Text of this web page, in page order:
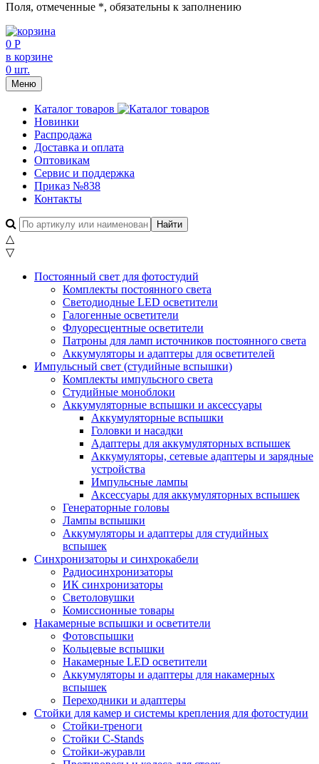
Поля, отмеченные *, обязательны к заполнению
0 Р
в корзине
0 шт.
Меню
Каталог товаров
Новинки
Распродажа
Доставка и оплата
Оптовикам
Сервис и поддержка
Приказ №838
Контакты
△
▽
Постоянный свет для фотостудий
Комплекты постоянного света
Светодиодные LED осветители
Галогенные осветители
Флуоресцентные осветители
Патроны для ламп источников постоянного света
Аккумуляторы и адаптеры для осветителей
Импульсный свет (студийные вспышки)
Комплекты импульсного света
Студийные моноблоки
Аккумуляторные вспышки и аксессуары
Аккумуляторные вспышки
Головки и насадки
Адаптеры для аккумуляторных вспышек
Аккумуляторы, сетевые адаптеры и зарядные
устройства
Импульсные лампы
Аксессуары для аккумуляторных вспышек
Генераторные головы
Лампы вспышки
Аккумуляторы и адаптеры для студийных
вспышек
Синхронизаторы и синхрокабели
Радиосинхронизаторы
ИК синхронизаторы
Светоловушки
Комиссионные товары
Накамерные вспышки и осветители
Фотовспышки
Кольцевые вспышки
Накамерные LED осветители
Аккумуляторы и адаптеры для накамерных
вспышек
Переходники и адаптеры
Стойки для камер и системы крепления для фотостудии
Стойки-треноги
Стойки C-Stands
Стойки-журавли